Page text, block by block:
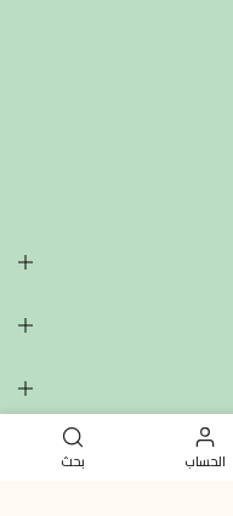
الحساب بحث